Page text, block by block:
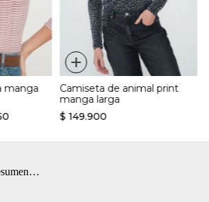
transparente
No remojar. CUIDADO TEXTIL
limpieza en seco.
manga
+
Camiseta de animal print
manga larga
$ 149.900